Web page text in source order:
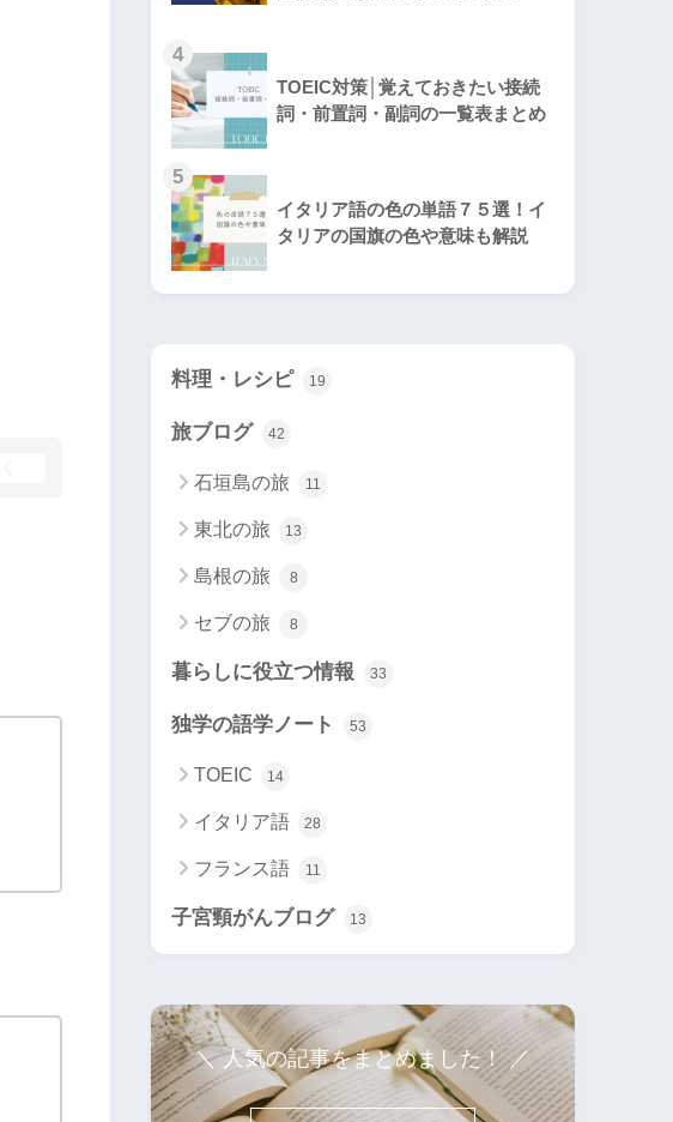
4
TOEIC対策│覚えておきたい接続
詞・前置詞・副詞の一覧表まとめ
5
イタリア語の色の単語７５選！イ
タリアの国旗の色や意味も解説
料理・レシピ 19
旅ブログ 42
石垣島の旅 11
東北の旅 13
島根の旅 8
セブの旅 8
暮らしに役立つ情報 33
独学の語学ノート 53
TOEIC 14
イタリア語 28
フランス語 11
子宮頸がんブログ 13
＼ 人気の記事をまとめました！ ／